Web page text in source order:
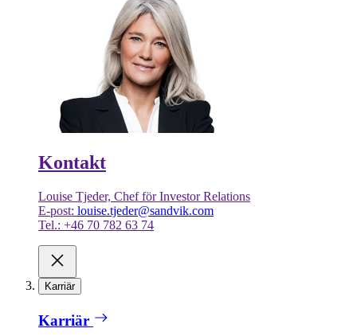
Kontakt
Louise Tjeder, Chef för Investor Relations
E-post: louise.tjeder@sandvik.com
Tel.: +46 70 782 63 74
Karriär
Karriär